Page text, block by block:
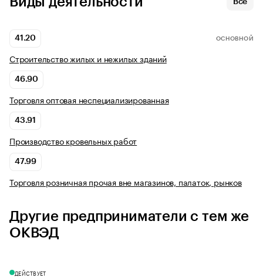
Все
41.20 ОСНОВНОЙ
Строительство жилых и нежилых зданий
46.90
Торговля оптовая неспециализированная
43.91
Производство кровельных работ
47.99
Торговля розничная прочая вне магазинов, палаток, рынков
Другие предприниматели с тем же
ОКВЭД
ДЕЙСТВУЕТ